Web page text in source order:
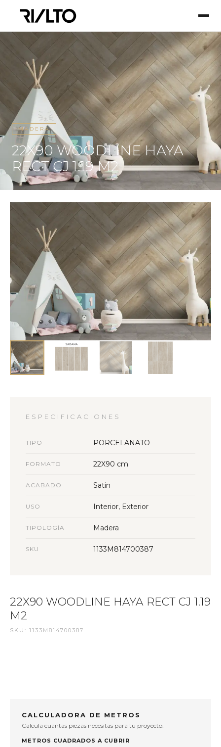
MADERA
22X90 WOODLINE HAYA
RECT CJ 1.19 M2
ESPECIFICACIONES
TIPO PORCELANATO
FORMATO 22X90 cm
ACABADO Satin
USO Interior, Exterior
TIPOLOGÍA Madera
SKU 1133M814700387
22X90 WOODLINE HAYA RECT CJ 1.19
M2
SKU: 1133M814700387
CALCULADORA DE METROS
Calcula cuántas piezas necesitas para tu proyecto.
METROS CUADRADOS A CUBRIR